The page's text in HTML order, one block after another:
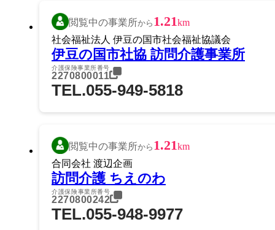
閲覧中の事業所から 1.21km
社会福祉法人 伊豆の国市社会福祉協議会
伊豆の国市社協 訪問介護事業所
介護保険事業所番号
2270800011
TEL.055-949-5818
閲覧中の事業所から 1.21km
合同会社 渡辺企画
訪問介護 ちえのわ
介護保険事業所番号
2270800242
TEL.055-948-9977